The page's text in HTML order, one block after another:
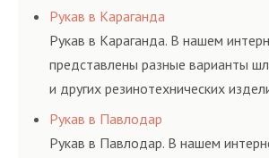
соответствующих ГОСТам,
и нормативам.
Рукав в Караганда
Рукав в Караганда. В нашем
представлены разные варианты
и других резинотехнических
соответствующих ГОСТам,
и нормативам.
Рукав в Павлодар
Рукав в Павлодар. В нашем